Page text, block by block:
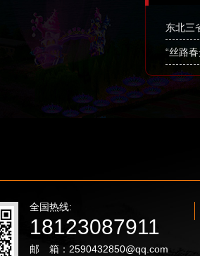
东北三
“丝路
全国热线:
18123087911
邮 箱：2590432850@qq.com